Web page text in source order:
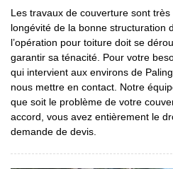
Les travaux de couverture sont
longévité de la bonne structuration
l’opération pour toiture doit se
garantir sa ténacité. Pour votre
qui intervient aux environs de
nous mettre en contact. Notre
que soit le problème de votre
accord, vous avez entièrement le
demande de devis.